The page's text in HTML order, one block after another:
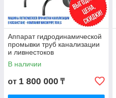
Аппарат гидродинамической
промывки труб канализации
и ливнестоков
В наличии
от 1 800 000 ₸